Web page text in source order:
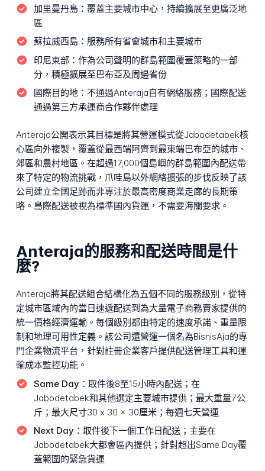
加里曼丹島： 覆蓋主要城市中心，持續擴展至更廣泛地
區
蘇拉威西島： 服務所有省會城市和主要城市
印尼東部： 作為公司聲明的群島範圍覆蓋策略的一部
分，積極擴展至巴布亞及周邊省份
國際目的地： 不通過Anteraja自有網絡服務；國際配送
通過第三方承運商合作夥伴處理
Anteraja公開表示其目標是將其營運模式從Jabodetabek核
心區向外複製，覆蓋從最西端阿齊到最東端巴布亞的城市、
郊區和農村地區。在超過17,000個島嶼的群島範圍內配送帶
來了特定的物流挑戰，爪哇島以外網絡擴張的步伐反映了該
公司建立全國足跡而非專注於最高密度商業走廊的長期策
略。島際配送被視為標準國內貨運，不需要海關要求。
Anteraja的服務和配送時間是什
麼?
Anteraja將其配送組合結構化為五個不同的服務級別，從特
定城市區域內的當日速遞配送到為大量電子商務賣家提供的
統一價格經濟運輸。每個級別都由特定的速度承諾、重量限
制和地理可用性定義。該公司還營運一個名為BisnisAja的專
門企業物流平台，針對註冊企業客戶提供配送管理工具和運
輸成本監控功能。
Same Day： 取件後8至15小時內配送；在
Jabodetabek和其他選定主要城市提供；最大重量7公
斤；最大尺寸30 x 30 x 30厘米；每週七天營運
Next Day： 取件後下一個工作日配送；主要在
Jabodetabek大都會區內提供；針對超出Same Day覆
蓋範圍的緊急貨運